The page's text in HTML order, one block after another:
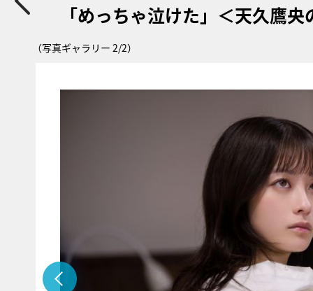
「めっちゃ泣けた」＜天久鷹
（写真ギャラリー 2/2）